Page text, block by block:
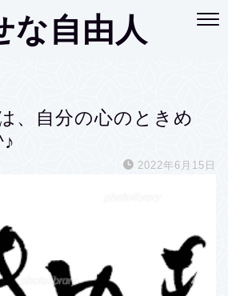
な自由人
、自分の心のときめ
2022年6月15日